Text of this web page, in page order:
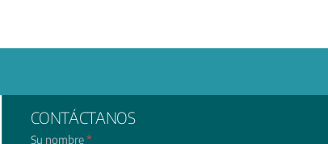
CONTÁCTANOS
Su nombre*